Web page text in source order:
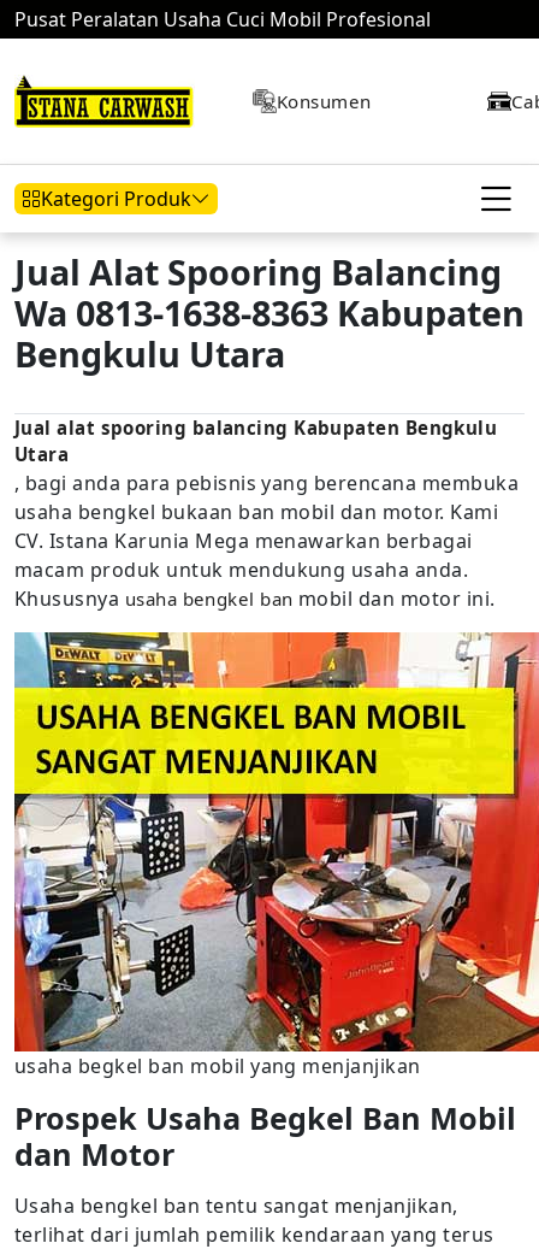
Pusat Peralatan Usaha Cuci Mobil Profesional
Konsumen
Kategori Produk
Hidrolik Mobil Hidrolik Motor Kompresor
Mesin Air
Jual Alat Spooring Balancing
Wa 0813-1638-8363 Kabupaten
Bengkulu Utara
Jual alat spooring balancing Kabupaten Bengkulu
Utara
, bagi anda para pebisnis yang berencana membuka
usaha bengkel bukaan ban mobil dan motor. Kami
CV. Istana Karunia Mega menawarkan berbagai
macam produk untuk mendukung usaha anda.
Khususnya usaha bengkel ban mobil dan motor ini.
usaha begkel ban mobil yang menjanjikan
Prospek Usaha Begkel Ban Mobil
dan Motor
Usaha bengkel ban tentu sangat menjanjikan,
terlihat dari jumlah pemilik kendaraan yang terus